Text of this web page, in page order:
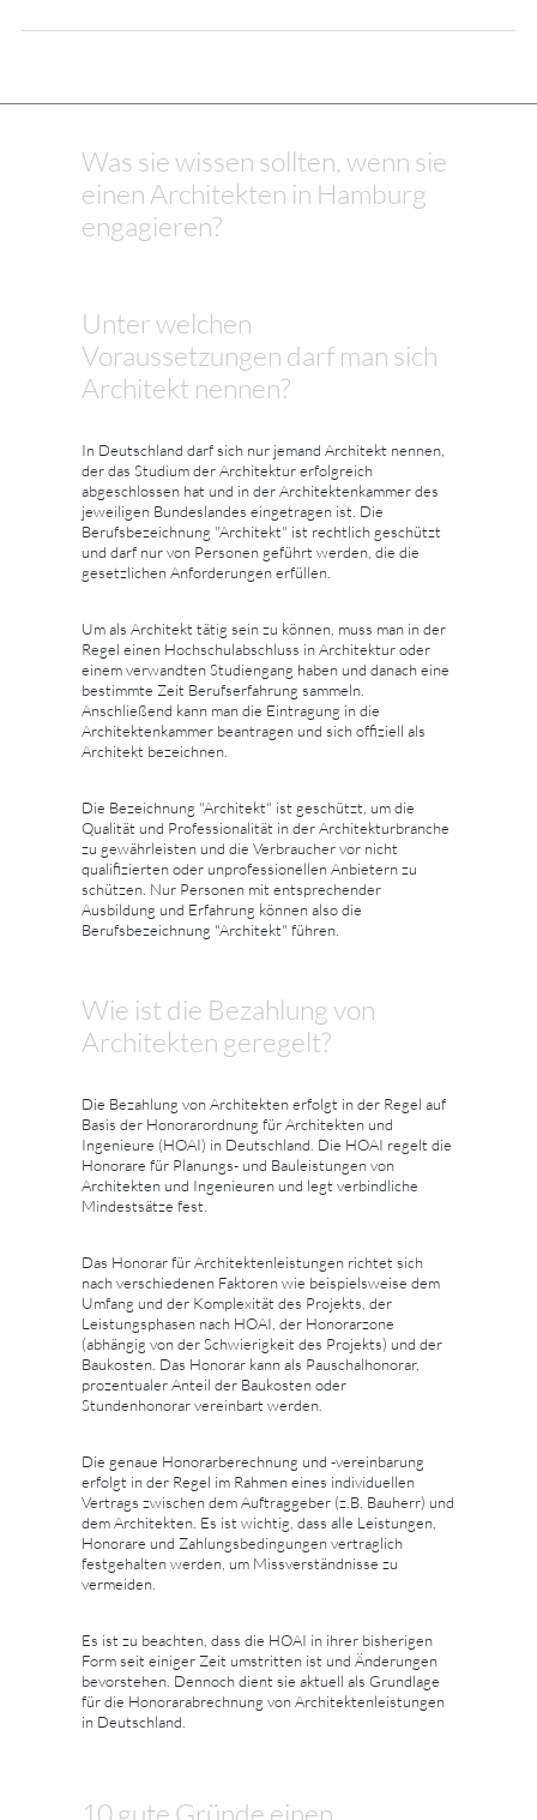
Was sie wissen sollten, wenn sie
einen Architekten in Hamburg
engagieren?
Unter welchen
Voraussetzungen darf man sich
Architekt nennen?
In Deutschland darf sich nur jemand Architekt nennen,
der das Studium der Architektur erfolgreich
abgeschlossen hat und in der Architektenkammer des
jeweiligen Bundeslandes eingetragen ist. Die
Berufsbezeichnung "Architekt" ist rechtlich geschützt
und darf nur von Personen geführt werden, die die
gesetzlichen Anforderungen erfüllen.
Um als Architekt tätig sein zu können, muss man in der
Regel einen Hochschulabschluss in Architektur oder
einem verwandten Studiengang haben und danach eine
bestimmte Zeit Berufserfahrung sammeln.
Anschließend kann man die Eintragung in die
Architektenkammer beantragen und sich offiziell als
Architekt bezeichnen.
Die Bezeichnung "Architekt" ist geschützt, um die
Qualität und Professionalität in der Architekturbranche
zu gewährleisten und die Verbraucher vor nicht
qualifizierten oder unprofessionellen Anbietern zu
schützen. Nur Personen mit entsprechender
Ausbildung und Erfahrung können also die
Berufsbezeichnung "Architekt" führen.
Wie ist die Bezahlung von
Architekten geregelt?
Die Bezahlung von Architekten erfolgt in der Regel auf
Basis der Honorarordnung für Architekten und
Ingenieure (HOAI) in Deutschland. Die HOAI regelt die
Honorare für Planungs- und Bauleistungen von
Architekten und Ingenieuren und legt verbindliche
Mindestsätze fest.
Das Honorar für Architektenleistungen richtet sich
nach verschiedenen Faktoren wie beispielsweise dem
Umfang und der Komplexität des Projekts, der
Leistungsphasen nach HOAI, der Honorarzone
(abhängig von der Schwierigkeit des Projekts) und der
Baukosten. Das Honorar kann als Pauschalhonorar,
prozentualer Anteil der Baukosten oder
Stundenhonorar vereinbart werden.
Die genaue Honorarberechnung und -vereinbarung
erfolgt in der Regel im Rahmen eines individuellen
Vertrags zwischen dem Auftraggeber (z.B. Bauherr) und
dem Architekten. Es ist wichtig, dass alle Leistungen,
Honorare und Zahlungsbedingungen vertraglich
festgehalten werden, um Missverständnisse zu
vermeiden.
Es ist zu beachten, dass die HOAI in ihrer bisherigen
Form seit einiger Zeit umstritten ist und Änderungen
bevorstehen. Dennoch dient sie aktuell als Grundlage
für die Honorarabrechnung von Architektenleistungen
in Deutschland.